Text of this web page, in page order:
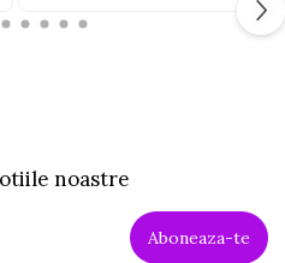
noastre